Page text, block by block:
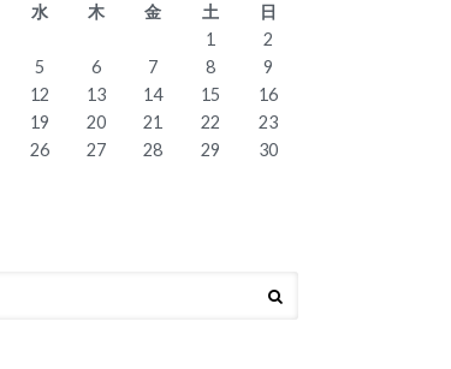
水 木 金 土 日
1
2
5 6 7 8
9
12 13 14 15
16
19 20 21 22
23
26 27 28 29
30